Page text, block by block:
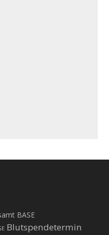
BASE
Blutspendetermin